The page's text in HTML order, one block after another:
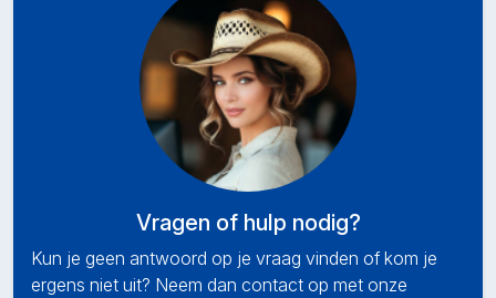
Vragen of hulp nodig?
Kun je geen antwoord op je vraag vinden of kom je
ergens niet uit? Neem dan contact op met onze